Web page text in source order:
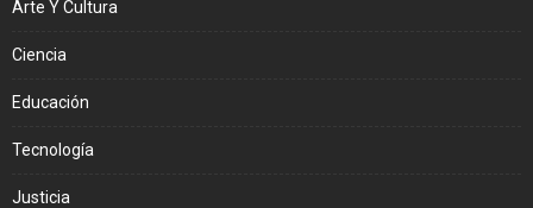
Arte Y Cultura
Ciencia
Educación
Tecnología
Justicia